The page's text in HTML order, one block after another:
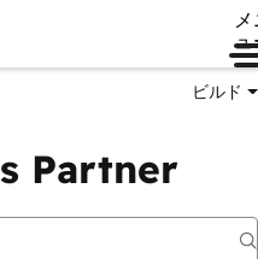
ュ
ビルド
Partner